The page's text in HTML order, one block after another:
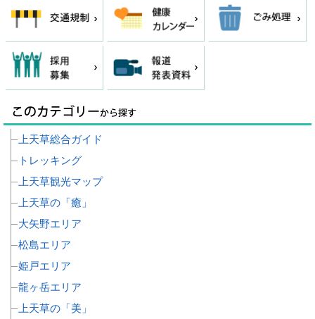
上天草総合ガイド
トレッキング
上天草観光マップ
上天草の「癒」
大矢野エリア
松島エリア
姫戸エリア
龍ヶ岳エリア
上天草の「美」